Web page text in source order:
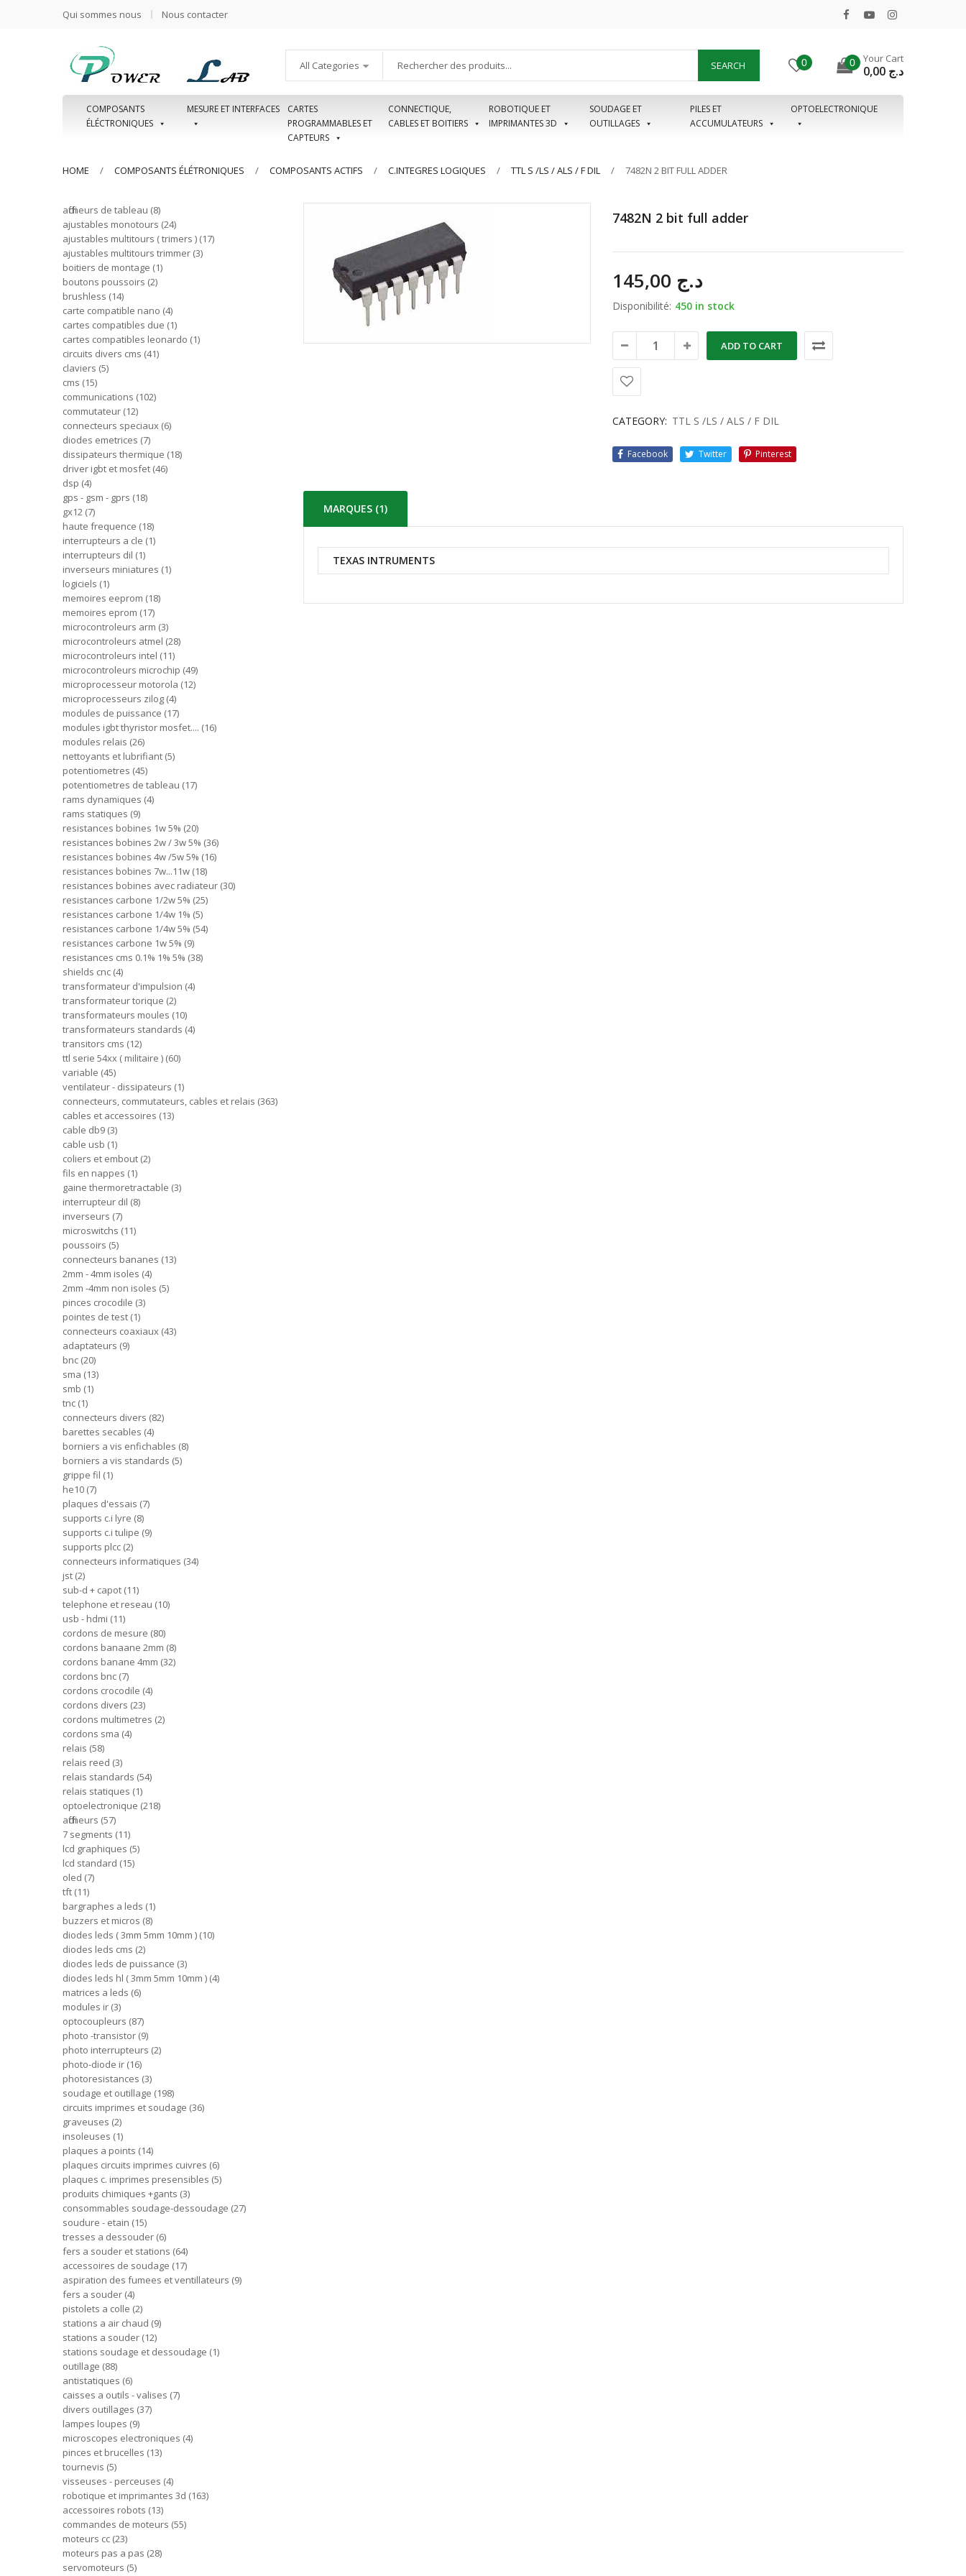
Qui sommes nous Nous contacter
All Categories SEARCH 0 0 Your Cart
د.ج
COMPOSANTS
ÉLÉCTRONIQUES
MESURE ET INTERFACES
CARTES
PROGRAMMABLES ET
CAPTEURS
CONNECTIQUE,
CABLES ET BOITIERS
ROBOTIQUE ET
IMPRIMANTES 3D
SOUDAGE ET
OUTILLAGES
PILES ET
ACCUMULATEURS
OPTOELECTRONIQUE
HOME COMPOSANTS ÉLÉTRONIQUES COMPOSANTS ACTIFS C.INTEGRES LOGIQUES TTL S /LS / ALS / F DIL 7482N 2 BIT FULL ADDER
7482N 2 bit full adder
د.ج
Disponibilité: 450 in stock
ADD TO CART
CATEGORY: TTL S /LS / ALS / F DIL
Facebook Twitter Pinterest
MARQUES (1)
TEXAS INTRUMENTS
afficheurs de tableau 8
ajustables monotours 24
ajustables multitours ( trimers ) 17
ajustables multitours trimmer 3
boitiers de montage 1
boutons poussoirs 2
brushless 14
carte compatible nano 4
cartes compatibles due 1
cartes compatibles leonardo 1
circuits divers cms 41
claviers 5
cms 15
communications 102
commutateur 12
connecteurs speciaux 6
diodes emetrices 7
dissipateurs thermique 18
driver igbt et mosfet 46
dsp 4
gps - gsm - gprs 18
gx12 7
haute frequence 18
interrupteurs a cle 1
interrupteurs dil 1
inverseurs miniatures 1
logiciels 1
memoires eeprom 18
memoires eprom 17
microcontroleurs arm 3
microcontroleurs atmel 28
microcontroleurs intel 11
microcontroleurs microchip 49
microprocesseur motorola 12
microprocesseurs zilog 4
modules de puissance 17
modules igbt thyristor mosfet.... 16
modules relais 26
nettoyants et lubrifiant 5
potentiometres 45
potentiometres de tableau 17
rams dynamiques 4
rams statiques 9
resistances bobines 1w 5% 20
resistances bobines 2w / 3w 5% 36
resistances bobines 4w /5w 5% 16
resistances bobines 7w...11w 18
resistances bobines avec radiateur 30
resistances carbone 1/2w 5% 25
resistances carbone 1/4w 1% 5
resistances carbone 1/4w 5% 54
resistances carbone 1w 5% 9
resistances cms 0.1% 1% 5% 38
shields cnc 4
transformateur d'impulsion 4
transformateur torique 2
transformateurs moules 10
transformateurs standards 4
transitors cms 12
ttl serie 54xx ( militaire ) 60
variable 45
ventilateur - dissipateurs 1
connecteurs, commutateurs, cables et relais 363
cables et accessoires 13
cable db9 3
cable usb 1
coliers et embout 2
fils en nappes 1
gaine thermoretractable 3
interrupteur dil 8
inverseurs 7
microswitchs 11
poussoirs 5
connecteurs bananes 13
2mm - 4mm isoles 4
2mm -4mm non isoles 5
pinces crocodile 3
pointes de test 1
connecteurs coaxiaux 43
adaptateurs 9
bnc 20
sma 13
smb 1
tnc 1
connecteurs divers 82
barettes secables 4
borniers a vis enfichables 8
borniers a vis standards 5
grippe fil 1
he10 7
plaques d'essais 7
supports c.i lyre 8
supports c.i tulipe 9
supports plcc 2
connecteurs informatiques 34
jst 2
sub-d + capot 11
telephone et reseau 10
usb - hdmi 11
cordons de mesure 80
cordons banaane 2mm 8
cordons banane 4mm 32
cordons bnc 7
cordons crocodile 4
cordons divers 23
cordons multimetres 2
cordons sma 4
relais 58
relais reed 3
relais standards 54
relais statiques 1
optoelectronique 218
afficheurs 57
7 segments 11
lcd graphiques 5
lcd standard 15
oled 7
tft 11
bargraphes a leds 1
buzzers et micros 8
diodes leds ( 3mm 5mm 10mm ) 10
diodes leds cms 2
diodes leds de puissance 3
diodes leds hl ( 3mm 5mm 10mm ) 4
matrices a leds 6
modules ir 3
optocoupleurs 87
photo -transistor 9
photo interrupteurs 2
photo-diode ir 16
photoresistances 3
soudage et outillage 198
circuits imprimes et soudage 36
graveuses 2
insoleuses 1
plaques a points 14
plaques circuits imprimes cuivres 6
plaques c. imprimes presensibles 5
produits chimiques +gants 3
consommables soudage-dessoudage 27
soudure - etain 15
tresses a dessouder 6
fers a souder et stations 64
accessoires de soudage 17
aspiration des fumees et ventillateurs 9
fers a souder 4
pistolets a colle 2
stations a air chaud 9
stations a souder 12
stations soudage et dessoudage 1
outillage 88
antistatiques 6
caisses a outils - valises 7
divers outillages 37
lampes loupes 9
microscopes electroniques 4
pinces et brucelles 13
tournevis 5
visseuses - perceuses 4
robotique et imprimantes 3d 163
accessoires robots 13
commandes de moteurs 55
moteurs cc 23
moteurs pas a pas 28
servomoteurs 5